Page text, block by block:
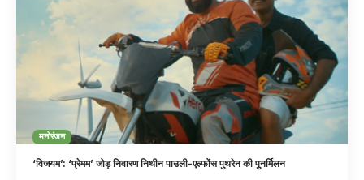
मनोरंजन
‘विजयम’: ‘प्रेमम’ जोड़ निवारण निथीन पाउली-एल्फोंस पुथरेन की पुनर्मिलन